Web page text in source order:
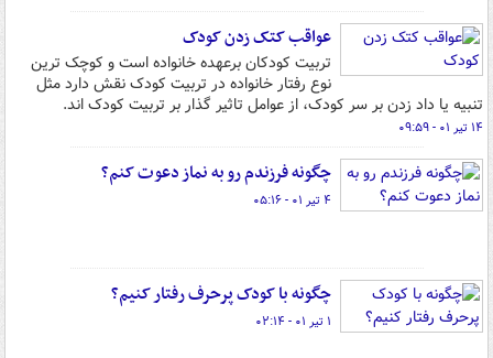
عواقب کتک زدن کودک
تربیت کودکان برعهده خانواده است و کوچک ترین
نوع رفتار خانواده در تربیت کودک نقش دارد مثل
تنبیه یا داد زدن بر سر کودک، از عوامل تاثیر گذار بر تربیت کودک اند.
۱۴ تیر ۰۱ - ۰۹:۵۹
چگونه فرزندم رو به نماز دعوت کنم؟
۴ تیر ۰۱ - ۰۵:۱۶
چگونه با کودک پرحرف رفتار کنیم؟
۱ تیر ۰۱ - ۰۲:۱۴